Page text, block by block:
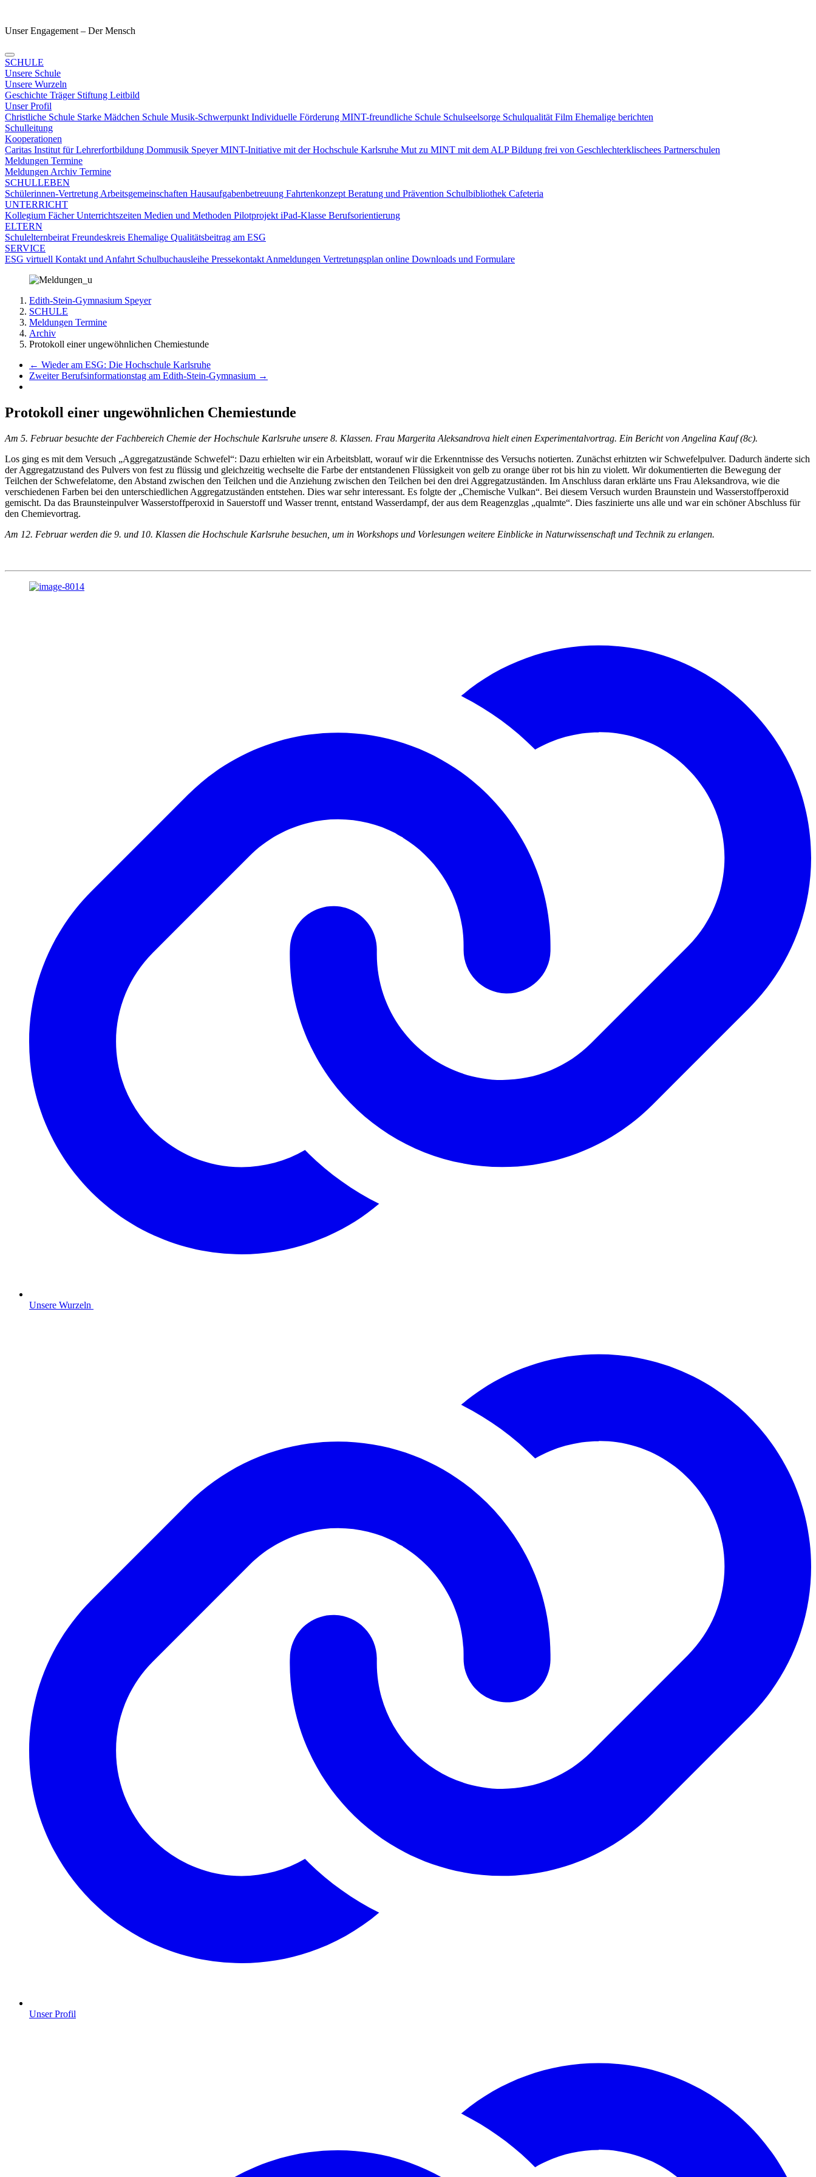
Unser Engagement – Der Mensch
SCHULE
Unsere Schule
Unsere Wurzeln
Geschichte Träger Stiftung Leitbild
Unser Profil
Christliche Schule Starke Mädchen Schule Musik-Schwerpunkt Individuelle Förderung MINT-freundliche Schule Schulseelsorge Schulqualität Film Ehemalige berichten
Schulleitung
Kooperationen
Caritas Institut für Lehrerfortbildung Dommusik SpeyerMINT-Initiative mit der Hochschule Karlsruhe Mut zu MINT mit dem ALPBildung frei von Geschlechterklischees Partnerschulen
Meldungen Termine
Meldungen Archiv Termine
SCHULLEBEN
Schülerinnen-Vertretung Arbeitsgemeinschaften Hausaufgabenbetreuung Fahrtenkonzept Beratung und Prävention Schulbibliothek Cafeteria
UNTERRICHT
Kollegium FächerUnterrichtszeiten Medien und Methoden Pilotprojekt iPad-Klasse Berufsorientierung
ELTERN
Schulelternbeirat Freundeskreis Ehemalige Qualitätsbeitrag am ESG
SERVICE
ESG virtuell Kontakt und Anfahrt Schulbuchausleihe Pressekontakt Anmeldungen Vertretungsplan online Downloads und Formulare
Edith-Stein-Gymnasium Speyer
SCHULE
Meldungen Termine
Archiv
Protokoll einer ungewöhnlichen Chemiestunde
← Wieder am ESG: Die Hochschule Karlsruhe
Zweiter Berufsinformationstag am Edith-Stein-Gymnasium →
Protokoll einer ungewöhnlichen Chemiestunde
Am 5. Februar besuchte der Fachbereich Chemie der Hochschule Karlsruhe unsere 8. Klassen. Frau Margerita Aleksandrova hielt einen Experimentalvortrag. Ein Bericht von Angelina Kauf (8c).
Los ging es mit dem Versuch „Aggregatzustände Schwefel“: Dazu erhielten wir ein Arbeitsblatt, worauf wir die Erkenntnisse des Versuchs notierten. Zunächst erhitzten wir Schwefelpulver. Dadurch änderte sich
der Aggregatzustand des Pulvers von fest zu flüssig und gleichzeitig wechselte die Farbe der entstandenen Flüssigkeit von gelb zu orange über rot bis hin zu violett. Wir dokumentierten die Bewegung der
Teilchen der Schwefelatome, den Abstand zwischen den Teilchen und die Anziehung zwischen den Teilchen bei den drei Aggregatzuständen. Im Anschluss daran erklärte uns Frau Aleksandrova, wie die
verschiedenen Farben bei den unterschiedlichen Aggregatzuständen entstehen. Dies war sehr interessant. Es folgte der „Chemische Vulkan“. Bei diesem Versuch wurden Braunstein und Wasserstoffperoxid
gemischt. Da das Braunsteinpulver Wasserstoffperoxid in Sauerstoff und Wasser trennt, entstand Wasserdampf, der aus dem Reagenzglas „qualmte“. Dies faszinierte uns alle und war ein schöner Abschluss für
den Chemievortrag.
Am 12. Februar werden die 9. und 10. Klassen die Hochschule Karlsruhe besuchen, um in Workshops und Vorlesungen weitere Einblicke in Naturwissenschaft und Technik zu erlangen.
Unsere Wurzeln
Unser Profil